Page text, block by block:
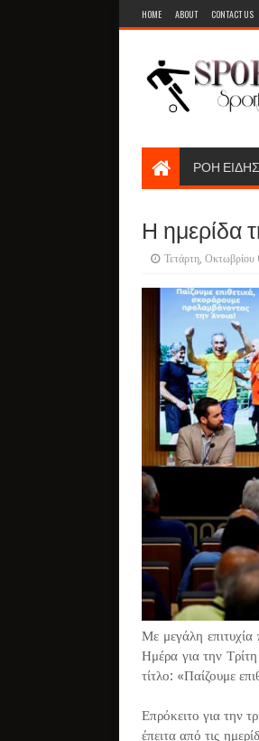
HOME ABOUT CONTACT US
ΡΟΗ
Η ημερίδα
Τετάρτη,
Με μεγάλη
Ημέρα για την
τίτλο: «Παίζουμε
Επρόκειτο για την
έπειτα από τις